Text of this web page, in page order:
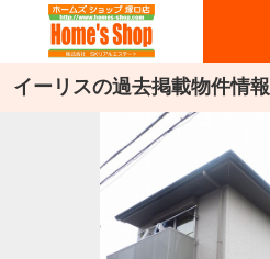
イーリスの過去掲載物件情報